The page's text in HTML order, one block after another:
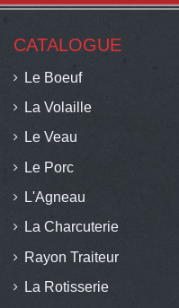
CATALOGUE
Le Boeuf
La Volaille
Le Veau
Le Porc
L'Agneau
La Charcuterie
Rayon Traiteur
La Rotisserie